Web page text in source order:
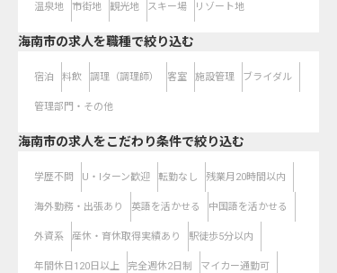
温泉地 市街地 観光地 スキー場 リゾート地
海南市の求人を職種で絞り込む
宿泊 料飲 調理（調理師） 客室 施設管理 ブライダル
管理部門・その他
海南市の求人をこだわり条件で絞り込む
学歴不問 U・Iターン歓迎 転勤なし 残業月20時間以内
海外勤務・出張あり 英語を活かせる 中国語を活かせる
外資系 産休・育休取得実績あり 駅徒歩5分以内
年間休日120日以上 完全週休2日制 マイカー通勤可